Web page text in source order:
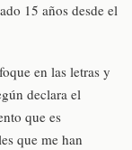
15 años desde el
en las letras y
declara el
que es
que me han